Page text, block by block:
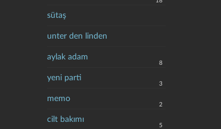
sütaş
unter den linden
aylak adam
8
yeni parti
3
memo
2
cilt bakımı
5